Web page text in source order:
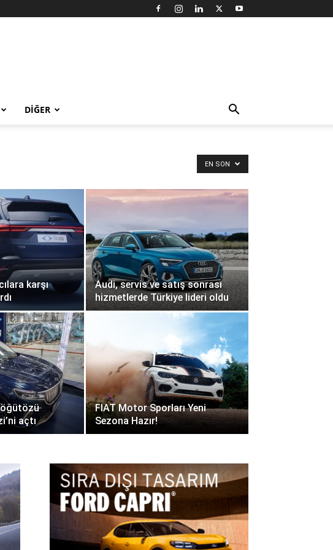
DİĞER
EN SON
karşı
Audi, servis ve satış sonrası
hizmetlerde Türkiye lideri oldu
açtı
FIAT Motor Sporları Yeni
Sezona Hazır!